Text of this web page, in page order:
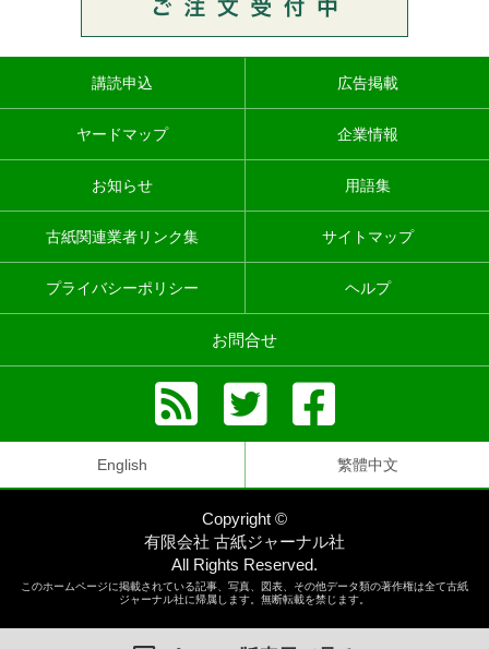
講読申込 広告掲載
ヤードマップ 企業情報
お知らせ 用語集
古紙関連業者リンク集 サイトマップ
プライバシーポリシー ヘルプ
お問合せ
English 繁體中文
Copyright ©
有限会社 古紙ジャーナル社
All Rights Reserved.
このホームページに掲載されている記事、写真、図表、その他データ類の著作権は全て古紙
ジャーナル社に帰属します。無断転載を禁じます。